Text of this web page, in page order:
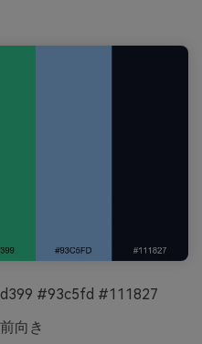
#93c5fd #111827
向き